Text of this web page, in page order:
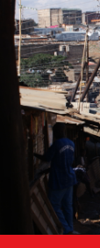
kenya-
general-
context.jpg